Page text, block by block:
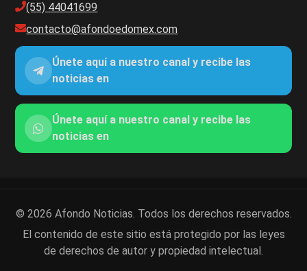
(55) 44041699
contacto@afondoedomex.com
Únete aquí a nuestro canal y recibe las
noticias en
Únete aquí a nuestro canal y recibe las
noticias en
© 2026 Afondo Noticias. Todos los derechos reservados.
El contenido de este sitio está protegido por las leyes
de derechos de autor y propiedad intelectual.